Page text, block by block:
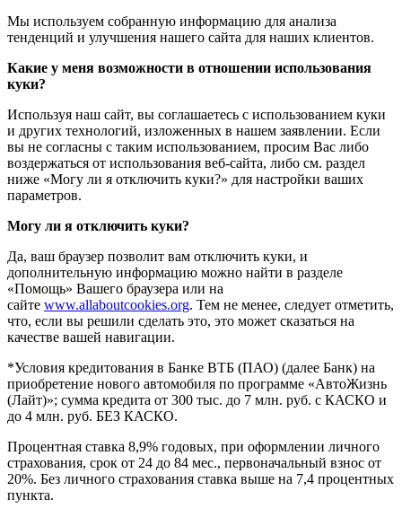
Мы используем собранную информацию для анализа
тенденций и улучшения нашего сайта для наших клиентов.
Какие у меня возможности в отношении использования
куки?
Используя наш сайт, вы соглашаетесь с использованием куки
и других технологий, изложенных в нашем заявлении. Если
вы не согласны с таким использованием, просим Вас либо
воздержаться от использования веб-сайта, либо см. раздел
ниже «Могу ли я отключить куки?» для настройки ваших
параметров.
Могу ли я отключить куки?
Да, ваш браузер позволит вам отключить куки, и
дополнительную информацию можно найти в разделе
«Помощь» Вашего браузера или на
сайте www.allaboutcookies.org. Тем не менее, следует отметить,
что, если вы решили сделать это, это может сказаться на
качестве вашей навигации.
*Условия кредитования в Банке ВТБ (ПАО) (далее Банк) на
приобретение нового автомобиля по программе «АвтоЖизнь
(Лайт)»; сумма кредита от 300 тыс. до 7 млн. руб. с КАСКО и
до 4 млн. руб. БЕЗ КАСКО.
Процентная ставка 8,9% годовых, при оформлении личного
страхования, срок от 24 до 84 мес., первоначальный взнос от
20%. Без личного страхования ставка выше на 7,4 процентных
пункта.